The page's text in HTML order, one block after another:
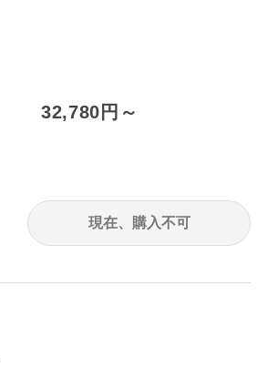
32,780円～
現在、購入不可